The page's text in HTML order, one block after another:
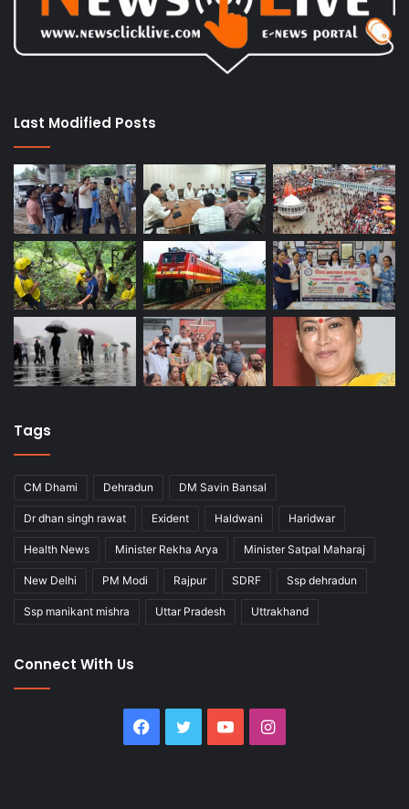
Last Modified Posts
Tags
CM Dhami Dehradun DM Savin Bansal
Dr dhan singh rawat Exident Haldwani Haridwar
Health News Minister Rekha Arya Minister Satpal Maharaj
New Delhi PM Modi Rajpur SDRF Ssp dehradun
Ssp manikant mishra Uttar Pradesh Uttrakhand
Connect With Us
Facebook
Twitter YouTubeInstagram